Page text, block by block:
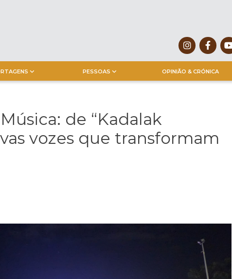
PESSOAS OPINIÃO & CRÓNICA
de “Kadalak
vozes que transformam